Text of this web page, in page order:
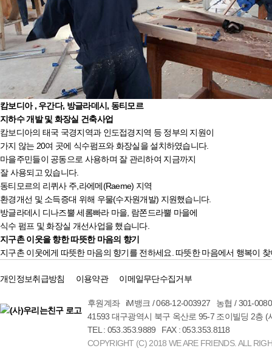
캄보디아 , 우간다, 방글라데시, 동티모르
지하수 개발 및 화장실 건축사업
캄보디아의 태국 국경지역과 인도접경지역 등 정부의 지원이
가지 않는 20여 곳에 식수펌프와 화장실을 설치하였습니다.
마을주민들이 공동으로 사용하며 잘 관리하여 지금까지
잘 사용되고 있습니다.
동티모르의 리퀴사 주,라에메(Raeme) 지역
환경개선 및 소득증대 위해 우물(수자원개발) 지원했습니다.
방글라데시 디나즈뿔 세롬빠라 마을, 람쫀드라뿔 마을에
식수 펌프 및 화장실 개선사업을 했습니다.
지구촌 이웃을 향한 따뜻한 마음의 향기
지구촌 이웃에게 따뜻한 마음의 향기를 전하세요. 따뜻한 마음에서 행복이
개인정보취급방침 이용약관 이메일무단수집거부
후원계좌 iM뱅크 / 068-12-003927 농협 / 301-
41593 대구광역시 북구 옥산로 95-7 조이빌딩 2층 (
TEL : 053.353.9889 FAX : 053.353.8118
COPYRIGHT (C) 2018 WE ARE FRIENDS. ALL